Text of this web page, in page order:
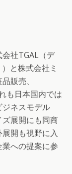
社TGAL（デ
）と株式会社ミ
販売、
も日本国内では
ネスモデル
展開にも同商
開も視野に入
への提案に参